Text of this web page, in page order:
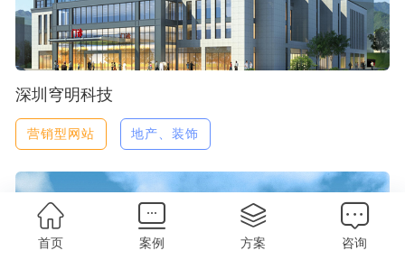
深圳穹明科技
营销型网站 地产、装饰
首页 案例 方案 咨询